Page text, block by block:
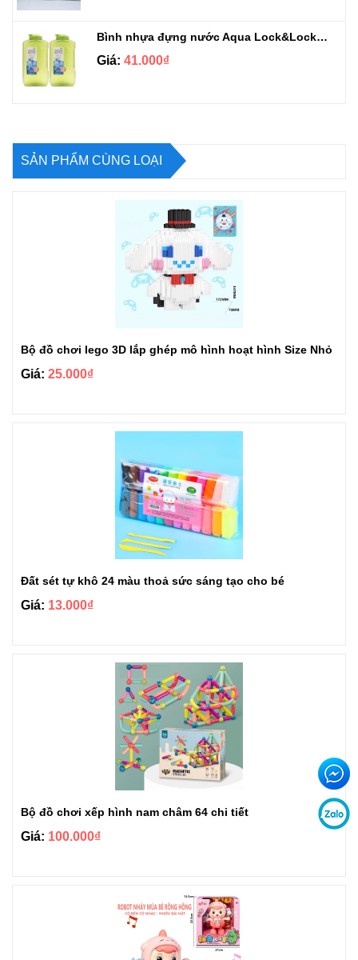
Bình nhựa đựng nước Aqua Lock&Lock 2.1L
Giá: 41.000₫
SẢN PHẨM CÙNG LOẠI
Bộ đồ chơi lego 3D lắp ghép mô hình hoạt hình Size Nhỏ
Giá: 25.000₫
Đất sét tự khô 24 màu thoả sức sáng tạo cho bé
Giá: 13.000₫
Bộ đồ chơi xếp hình nam châm 64 chi tiết
Giá: 100.000₫